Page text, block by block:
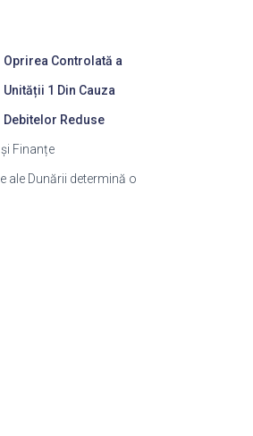
Oprirea Controlată a
Unității 1 Din Cauza
Debitelor Reduse
Finanțe
ale Dunării determină o